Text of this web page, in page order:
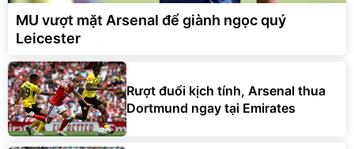
MU vượt mặt Arsenal để giành ngọc quý
Leicester
Rượt đuổi kịch tính, Arsenal thua
Dortmund ngay tại Emirates